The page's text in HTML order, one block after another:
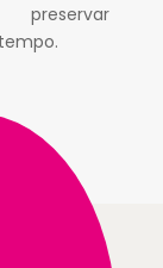
preservar